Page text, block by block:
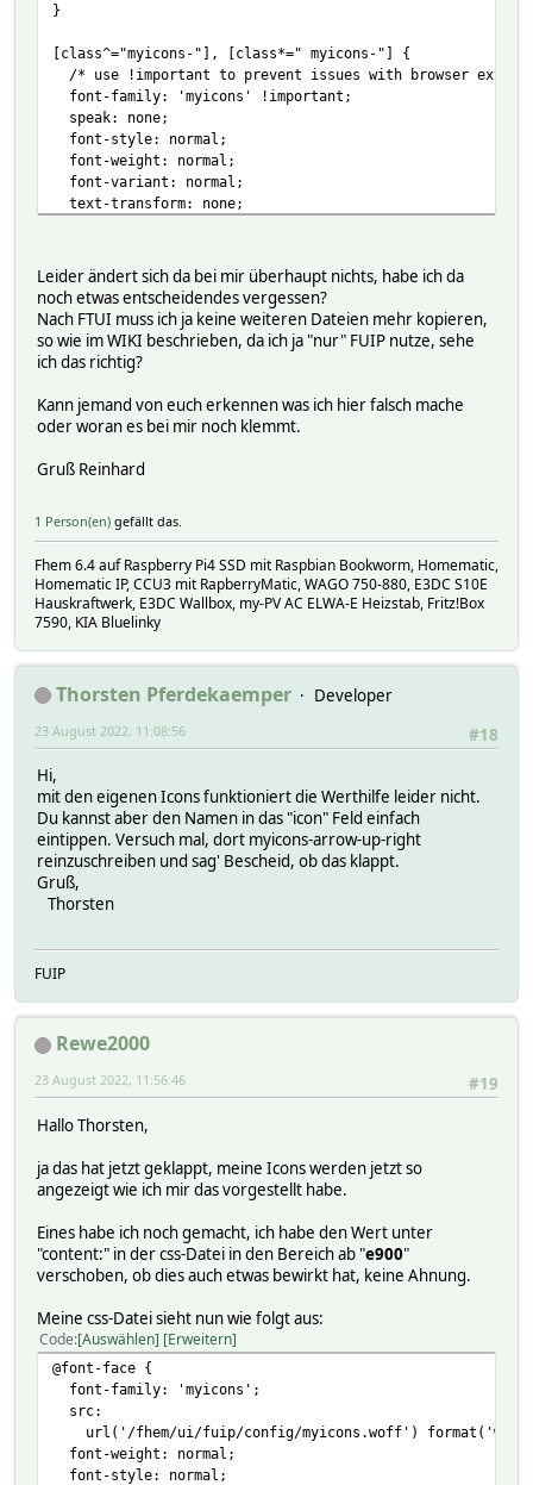
}
[class^="myicons-"], [class*=" myicons-"] {
/* use !important to prevent issues with browser
font-family: 'myicons' !important;
speak: none;
font-style: normal;
font-weight: normal;
font-variant: normal;
text-transform: none;
-webkit-font-smoothing: antialiased;
-moz-osx-font-smoothing: grayscale;
.myicons-arrow-up:before {
content: "\ea32";
.myicons-arrow-up-right:before {
}
.myicons-arrow-down-right:before {
content: "\ea35";
}
.myicons-arrow-down:before {
content: "\ea36";
}
Leider ändert sich da bei mir überhaupt nichts, habe ich da
noch etwas entscheidendes vergessen?
Nach FTUI muss ich ja keine weiteren Dateien mehr kopieren,
so wie im WIKI beschrieben, da ich ja "nur" FUIP nutze, sehe
ich das richtig?
Kann jemand von euch erkennen was ich hier falsch mache
oder woran es bei mir noch klemmt.
Gruß Reinhard
1 Person(en) gefällt das.
Fhem 6.4 auf Raspberry Pi4 SSD mit Raspbian Bookworm, Homematic,
Homematic IP, CCU3 mit RapberryMatic, WAGO 750-880, E3DC S10E
Hauskraftwerk, E3DC Wallbox, my-PV AC ELWA-E Heizstab, Fritz!Box
7590, KIA Bluelinky
Thorsten Pferdekaemper
Developer
#18
23 August 2022, 11:08:56
Hi,
mit den eigenen Icons funktioniert die Werthilfe leider nicht.
Du kannst aber den Namen in das "icon" Feld einfach
eintippen. Versuch mal, dort myicons-arrow-up-right
reinzuschreiben und sag' Bescheid, ob das klappt.
Gruß,
Thorsten
FUIP
Rewe2000
#19
23 August 2022, 11:56:46
Hallo Thorsten,
ja das hat jetzt geklappt, meine Icons werden jetzt so
angezeigt wie ich mir das vorgestellt habe.
Eines habe ich noch gemacht, ich habe den Wert unter
"content:" in der css-Datei in den Bereich ab "e900"
verschoben, ob dies auch etwas bewirkt hat, keine Ahnung.
Meine css-Datei sieht nun wie folgt aus:
Code Auswählen Erweitern
@font-face {
font-family: 'myicons';
src:
url('/fhem/ui/fuip/config/myicons.woff')
font-weight: normal;
font-style: normal;